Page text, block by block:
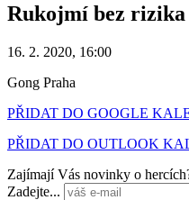
Rukojmí bez rizika
16. 2. 2020, 16:00
Gong Praha
PŘIDAT DO GOOGLE
PŘIDAT DO OUTLOOK
Zajímají Vás novinky o
Zadejte...